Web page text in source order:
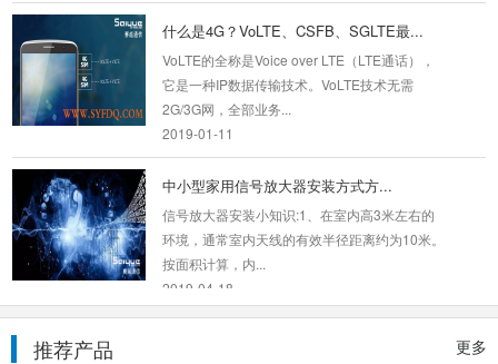
什么是4G？VoLTE、CSFB、SGLTE最...
VoLTE的全称是Voice over LTE（LTE通话），
它是一种IP数据传输技术。VoLTE技术无需
2G/3G网，全部业务...
中小型家用信号放大器安装方式方...
信号放大器安装小知识:1、在室内高3米左右的
环境，通常室内天线的有效半径距离约为10米。
按面积计算，内...
更多
推荐产品